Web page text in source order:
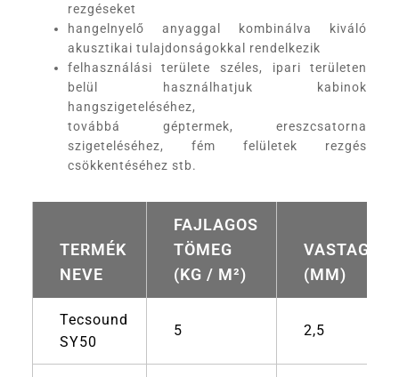
rezgéseket
hangelnyelő anyaggal kombinálva kiváló
akusztikai tulajdonságokkal rendelkezik
felhasználási területe széles, ipari területen
belül használhatjuk kabinok
hangszigeteléséhez,
továbbá géptermek, ereszcsatorna
szigeteléséhez, fém felületek rezgés
csökkentéséhez stb.
TERMÉK
NEVE
FAJLAGOS
TÖMEG
(KG / M²)
(MM)
Tecsound
SY50
5 2,5